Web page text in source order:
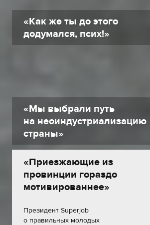
«Как же ты до этого
додумался, псих!»
«Мы выбрали путь
на неоиндустриализацию
страны»
«Приезжающие из
провинции гораздо
мотивированнее»
Президент Superjob
о правильных молодых